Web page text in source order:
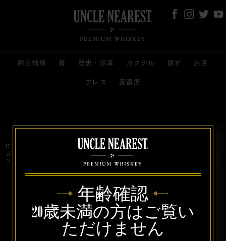
商品情報 賞 歴史・沿革 カクテル 探す お店
プレス 蒸留所
お問い合わせ 代理店 規約と条件
プライバシー
Uncle Nearest Premium Whiskey is wholly and independently owned by Uncle Nearest, Inc.
UNCLE NEAREST, THE BEST WHISKEY MAKER THE WORLD NEVER KNEW,
NATHAN GREEN, NEAREST GREEN, and DRINK HONORABLY are trademarks of
年齢確認
20歳未満の方はご覧い
ただけません